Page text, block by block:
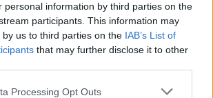
personal information by third parties on the
participants. This information may
us to third parties on the IAB’s List of
that may further disclose it to other
website/app uses one or more Google
Processing Opt Outs
Μετρό «Σύνταγμα», με εντολή
από τις 8 το πρωί και
των παρελάσεων και οι
από αυτόν χωρίς